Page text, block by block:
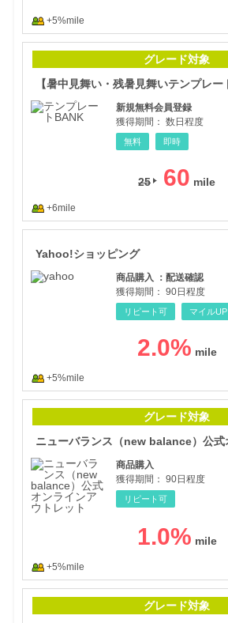
+5%mile
グレード対象
新規無料会員登録
獲得期間： 数日程度
無料 即時
25 60
+6mile
Yahoo!ショッピング
商品購入 ：配送確認
獲得期間： 90日程度
リピート可 マイルUP
2.0%
+5%mile
グレード対象
商品購入
獲得期間： 90日程度
リピート可
1.0%
+5%mile
グレード対象